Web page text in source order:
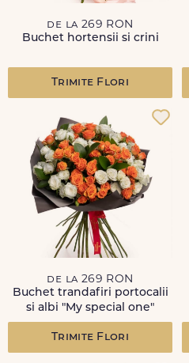
de la 269 RON
Buchet hortensii si crini
Trimite Flori
de la 269 RON
Buchet trandafiri portocalii
si albi "My special one"
Trimite Flori